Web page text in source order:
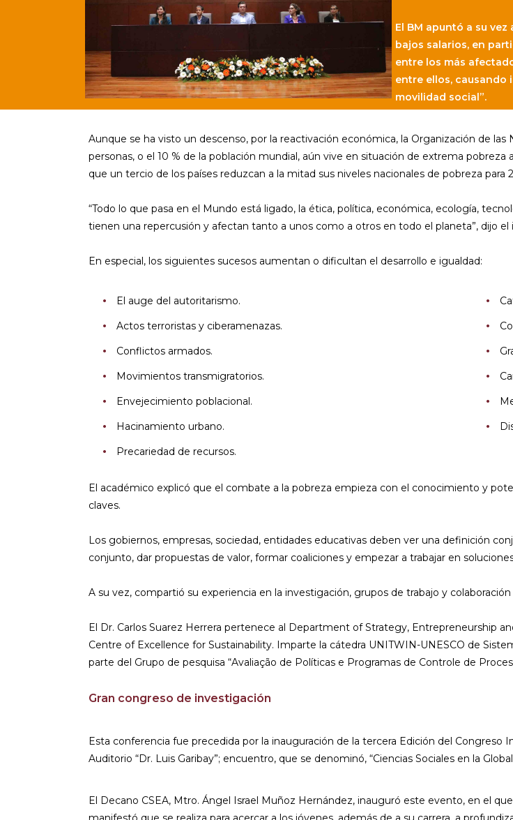
El BM apuntó a su
bajos salarios, en
entre los más
entre ellos, causando
movilidad social”.
Aunque se ha visto un descenso, por la reactivación económica, la Organización de
personas, o el 10 % de la población mundial, aún vive en situación de extrema
que un tercio de los países reduzcan a la mitad sus niveles nacionales de pobreza para
“Todo lo que pasa en el Mundo está ligado, la ética, política, económica, ecología,
tienen una repercusión y afectan tanto a unos como a otros en todo el planeta”, dijo el
En especial, los siguientes sucesos aumentan o dificultan el desarrollo e igualdad:
El auge del autoritarismo.
Actos terroristas y ciberamenazas.
Conflictos armados.
Movimientos transmigratorios.
Envejecimiento poblacional.
Hacinamiento urbano.
Precariedad de recursos.
El académico explicó que el combate a la pobreza empieza con el conocimiento y
claves.
Los gobiernos, empresas, sociedad, entidades educativas deben ver una definición
conjunto, dar propuestas de valor, formar coaliciones y empezar a trabajar en
A su vez, compartió su experiencia en la investigación, grupos de trabajo y
El Dr. Carlos Suarez Herrera pertenece al Department of Strategy, Entrepreneurship
Centre of Excellence for Sustainability. Imparte la cátedra UNITWIN-UNESCO de
parte del Grupo de pesquisa “Avaliação de Políticas e Programas de Controle de
Gran congreso de investigación
Esta conferencia fue precedida por la inauguración de la tercera Edición del Congreso
Auditorio “Dr. Luis Garibay”; encuentro, que se denominó, “Ciencias Sociales en la
El Decano CSEA, Mtro. Ángel Israel Muñoz Hernández, inauguró este evento, en el que